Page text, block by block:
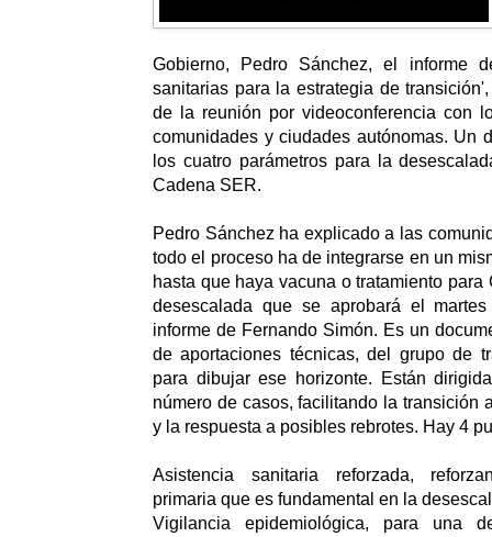
Gobierno, Pedro Sánchez, el informe
sanitarias para la estrategia de
de la reunión por videoconferencia con
comunidades y ciudades autónomas. Un
los cuatro parámetros para la
Cadena SER.
Pedro Sánchez ha explicado a las
todo el proceso ha de integrarse en un
hasta que haya vacuna o tratamiento
desescalada que se aprobará el
informe de Fernando Simón. Es un
de aportaciones técnicas, del grupo de
para dibujar ese horizonte. Están
número de casos, facilitando la transición
y la respuesta a posibles rebrotes. Hay 4
Asistencia sanitaria reforzada,
primaria que es fundamental en la
Vigilancia epidemiológica, para una